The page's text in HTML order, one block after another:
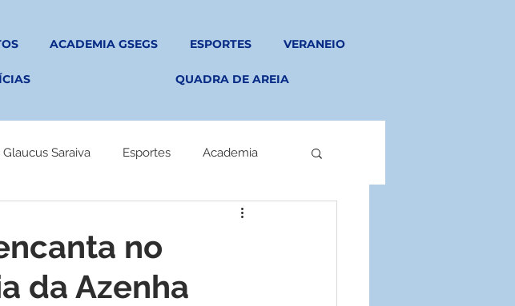
ACADEMIA GSEGS ESPORTES VERANEIO
QUADRA DE AREIA
Glaucus Saraiva Esportes Academia
no
da Azenha